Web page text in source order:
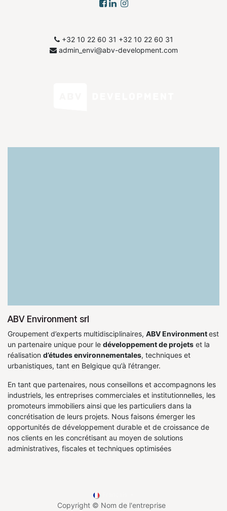
+32 10 22 60 31 ​+32 10 22 60 31
admin_envi@abv-development.com
ABV Environment srl
Groupement d’experts multidisciplinaires, ABV Environmentest
un partenaire unique pour le développement de projets et la
réalisation d’études environnementales, techniques et
urbanistiques, tant en Belgique qu’à l’étranger.
En tant que partenaires, nous conseillons et accompagnons les
industriels, les entreprises commerciales et institutionnelles, les
promoteurs immobiliers ainsi que les particuliers dans la
concrétisation de leurs projets. Nous faisons émerger les
opportunités de développement durable et de croissance de
nos clients en les concrétisant au moyen de solutions
administratives, fiscales et techniques optimisées
Copyright © Nom de l'entreprise